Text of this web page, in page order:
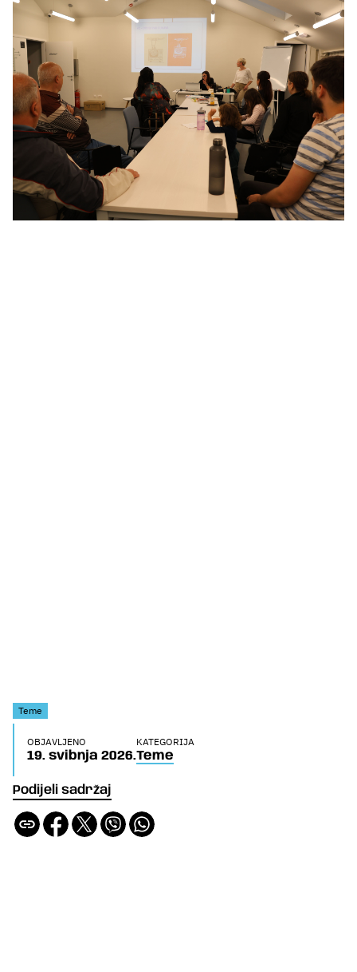
Podijeli sadržaj
Teme
OBJAVLJENO
19. svibnja 2026.
KATEGORIJA
Teme